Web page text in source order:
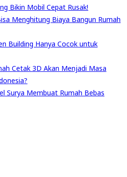
Bikin Mobil Cepat Rusak!
Menghitung Biaya Bangun Rumah
Building Hanya Cocok untuk
Cetak 3D Akan Menjadi Masa
Surya Membuat Rumah Bebas